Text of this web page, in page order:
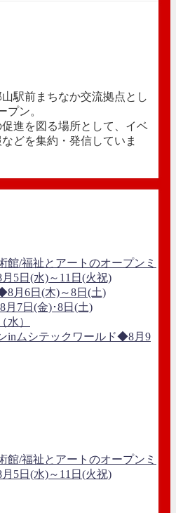
駅前まちなか交流拠点とし
プン。
進を図る場所として、イベ
どを集約・発信していま
館/福祉とアートのオープンミ
5日(水)～11日(火祝)
月6日(木)～8日(土)
月7日(金)･8日(土)
）
inムシテックワールド◆8月9
館/福祉とアートのオープンミ
5日(水)～11日(火祝)